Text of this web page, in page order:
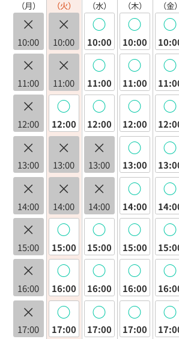
（月）
×
10:00
×
11:00
×
12:00
×
13:00
×
14:00
×
15:00
×
16:00
×
17:00
（火）
×
10:00
×
11:00
◯
12:00
×
13:00
×
14:00
◯
15:00
◯
16:00
◯
17:00
（水）
◯
10:00
◯
11:00
◯
12:00
×
13:00
×
14:00
◯
15:00
◯
16:00
◯
17:00
（木）
◯
10:00
◯
11:00
◯
12:00
◯
13:00
◯
14:00
◯
15:00
◯
16:00
◯
17:00
（金）
◯
◯
◯
◯
◯
◯
◯
◯